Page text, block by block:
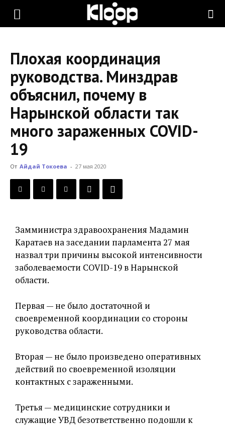
KLOOP.KG
Новости
Кыргызстана
Плохая координация
руководства. Минздрав
объяснил, почему в
Нарынской области так
много зараженных COVID-
19
От Айдай Токоева - 27 мая 2020
Замминистра здравоохранения Мадамин
Каратаев на заседании парламента 27 мая
назвал три причины высокой интенсивности
заболеваемости COVID-19 в Нарынской
области.
Первая — не было достаточной и
своевременной координации со стороны
руководства области.
Вторая — не было произведено оперативных
действий по своевременной изоляции
контактных с зараженными.
Третья — медицинские сотрудники и
служащие УВД безответственно подошли к